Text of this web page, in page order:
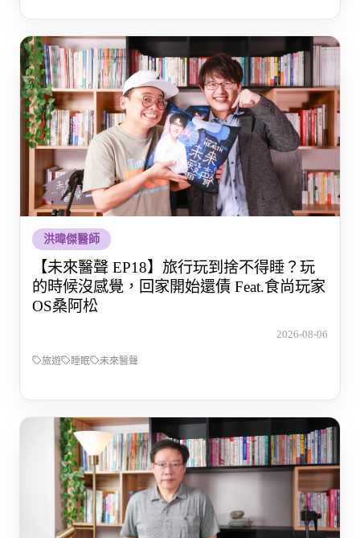
洪暐傑醫師
【未來醫聲 EP18】旅行玩到捨不得睡？玩
的時候沒感覺，回家開始還債 Feat.食尚玩家
OS桑阿松
2026-08-06
旅遊 睡眠 未來醫聲